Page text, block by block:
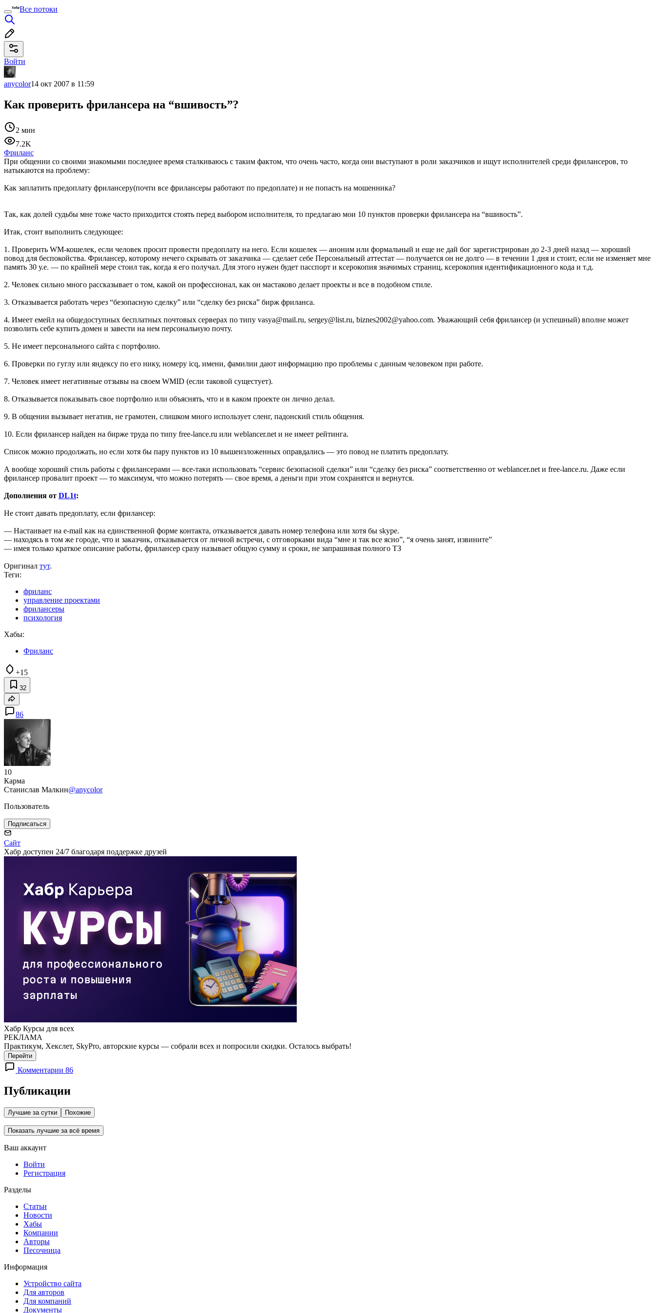
Все потоки
Войти
anycolor14 окт 2007 в 11:59
Как проверить фрилансера на “вшивость”?
2 мин
7.2K
Фриланс
При общении со своими знакомыми последнее время сталкиваюсь с таким фактом, что очень часто, когда они выступают в роли заказчиков и ищут исполнителей среди фрилансеров, то
натыкаются на проблему:
Как заплатить предоплату фрилансеру(почти все фрилансеры работают по предоплате) и не попасть на мошенника?
Так, как долей судьбы мне тоже часто приходится стоять перед выбором исполнителя, то предлагаю мои 10 пунктов проверки фрилансера на “вшивость”.
Итак, стоит выполнить следующее:
1. Проверить WM-кошелек, если человек просит провести предоплату на него. Если кошелек — аноним или формальный и еще не дай бог зарегистрирован до 2-3 дней назад — хороший
повод для беспокойства. Фрилансер, которому нечего скрывать от заказчика — сделает себе Персональный аттестат — получается он не долго — в течении 1 дня и стоит, если не изменяет мне
память 30 у.е. — по крайней мере стоил так, когда я его получал. Для этого нужен будет пасспорт и ксерокопия значимых страниц, ксерокопия идентификационного кода и т.д.
2. Человек сильно много рассказывает о том, какой он профессионал, как он мастаково делает проекты и все в подобном стиле.
3. Отказывается работать через “безопасную сделку” или “сделку без риска” бирж фриланса.
4. Имеет емейл на общедоступных бесплатных почтовых серверах по типу vasya@mail.ru, sergey@list.ru, biznes2002@yahoo.com. Уважающий себя фрилансер (и успешный) вполне может
позволить себе купить домен и завести на нем персональную почту.
5. Не имеет персонального сайта с портфолио.
6. Проверки по гуглу или яндексу по его нику, номеру icq, имени, фамилии дают информацию про проблемы с данным человеком при работе.
7. Человек имеет негативные отзывы на своем WMID (если таковой сущестует).
8. Отказывается показывать свое портфолио или объяснять, что и в каком проекте он лично делал.
9. В общении вызывает негатив, не грамотен, слишком много использует сленг, падонский стиль общения.
10. Если фрилансер найден на бирже труда по типу free-lance.ru или weblancer.net и не имеет рейтинга.
Список можно продолжать, но если хотя бы пару пунктов из 10 вышеизложенных оправдались — это повод не платить предоплату.
А вообще хороший стиль работы с фрилансерами — все-таки использовать “сервис безопасной сделки” или “сделку без риска” соответственно от weblancer.net и free-lance.ru. Даже если
фрилансер провалит проект — то максимум, что можно потерять — свое время, а деньги при этом сохранятся и вернутся.
Дополнения от DL1t:
Не стоит давать предоплату, если фрилансер:
— Настаивает на e-mail как на единственной форме контакта, отказывается давать номер телефона или хотя бы skype.
— находясь в том же городе, что и заказчик, отказывается от личной встречи, с отговорками вида “мне и так все ясно”, “я очень занят, извините”
— имея только краткое описание работы, фрилансер сразу называет общую сумму и сроки, не запрашивая полного ТЗ
Оригинал тут.
Теги:
фриланс
управление проектами
фрилансеры
психология
Хабы:
Фриланс
+15
32
86
10
Карма
Станислав Малкин@anycolor
Пользователь
Подписаться
Сайт
Хабр доступен 24/7 благодаря поддержке друзей
Хабр Курсы для всех
РЕКЛАМА
Практикум, Хекслет, SkyPro, авторские курсы — собрали всех и попросили скидки. Осталось выбрать!
Перейти
Комментарии 86
Публикации
Лучшие за сутки Похожие
Показать лучшие за всё время
Ваш аккаунт
Войти
Регистрация
Разделы
Статьи
Новости
Хабы
Компании
Авторы
Песочница
Информация
Устройство сайта
Для авторов
Для компаний
Документы